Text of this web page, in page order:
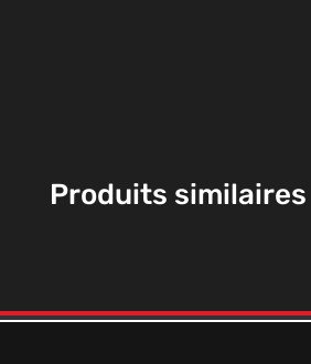
Produits similaires